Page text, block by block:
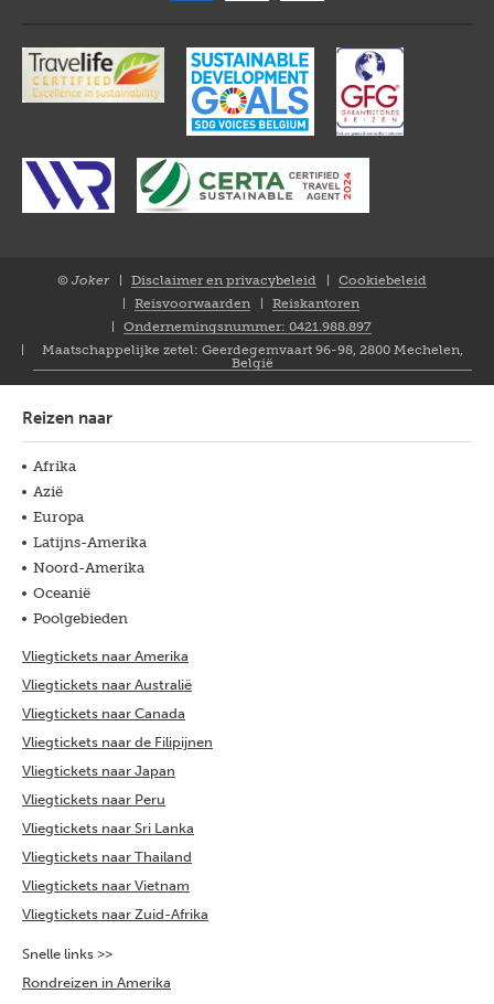
© Joker
Disclaimer en privacybeleid
Cookiebeleid
Reisvoorwaarden
Reiskantoren
Ondernemingsnummer: 0421.988.897
Maatschappelijke zetel: Geerdegemvaart 96-98, 2800 Mechelen,
België
Reizen naar
Afrika
Azië
Europa
Latijns-Amerika
Noord-Amerika
Oceanië
Poolgebieden
Vliegtickets naar Amerika
Vliegtickets naar Australië
Vliegtickets naar Canada
Vliegtickets naar de Filipijnen
Vliegtickets naar Japan
Vliegtickets naar Peru
Vliegtickets naar Sri Lanka
Vliegtickets naar Thailand
Vliegtickets naar Vietnam
Vliegtickets naar Zuid-Afrika
Snelle links >>
Rondreizen in Amerika